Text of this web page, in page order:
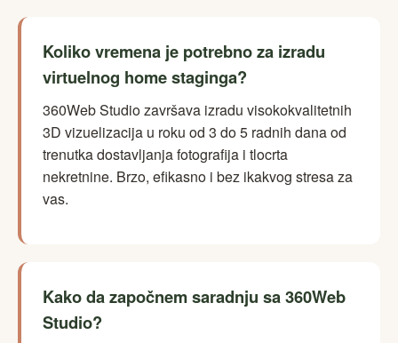
Koliko vremena je potrebno za izradu
virtuelnog home staginga?
360Web Studio završava izradu visokokvalitetnih
3D vizuelizacija u roku od 3 do 5 radnih dana od
trenutka dostavljanja fotografija i tlocrta
nekretnine. Brzo, efikasno i bez ikakvog stresa za
vas.
Kako da započnem saradnju sa 360Web
Studio?